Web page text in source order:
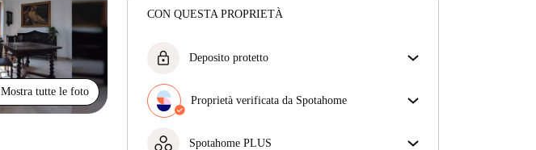
Mostra tutte le foto
CON QUESTA PROPRIETÀ
lock Deposito protetto
restituisce il deposito, lo faremo noi.
Più informazioni
Proprietà verificata da Spotahome
ottieni esattamente ciò che vedi nell'annuncio.
Spotahome PLUS